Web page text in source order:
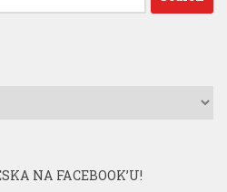
NA FACEBOOK’U!